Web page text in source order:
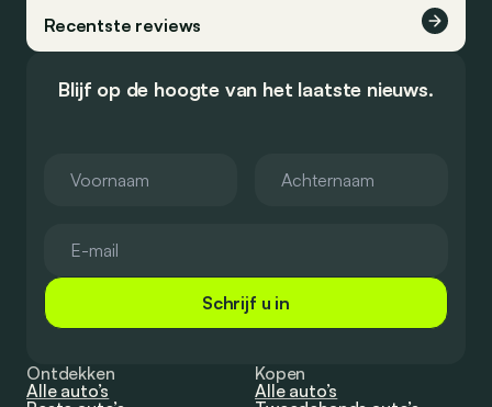
Recentste reviews
Blijf op de hoogte van het laatste nieuws.
Schrijf u in
Ontdekken
Alle auto’s
Kopen
Alle auto’s